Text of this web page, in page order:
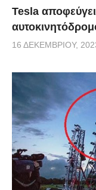
Tesla
16 ΔΕΚΕΜΒΡΊΟΥ,